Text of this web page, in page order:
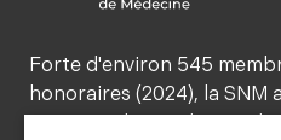
Forte d'environ 545
honoraires (2024), la
maintenir les traditions